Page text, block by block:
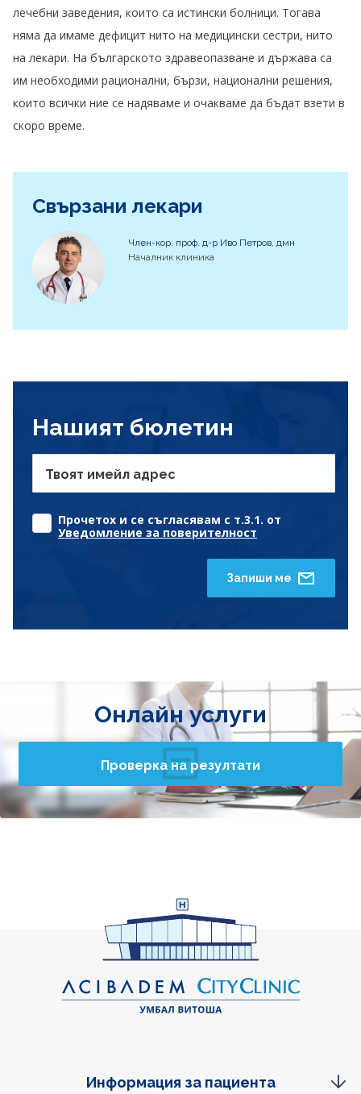
лечебни заведения, които са истински болници. Тогава
няма да имаме дефицит нито на медицински сестри, нито
на лекари. На българското здравеопазване и държава са
им необходими рационални, бързи, национални решения,
които всички ние се надяваме и очакваме да бъдат взети в
скоро време.
Свързани лекари
Член-кор. проф. д-р Иво Петров, дмн
Началник клиника
Нашият бюлетин
Твоят имейл адрес
Прочетох и се съгласявам с т.3.1. от
Уведомление за поверителност
Запиши ме
Онлайн услуги
Проверка на резултати
Информация за пациента